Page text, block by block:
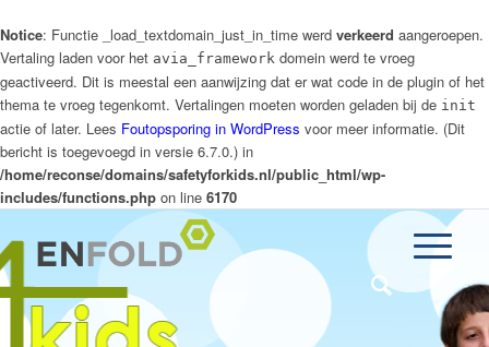
Notice: Functie _load_textdomain_just_in_time werd verkeerd aangeroepen.
Vertaling laden voor het avia_framework domein werd te vroeg
geactiveerd. Dit is meestal een aanwijzing dat er wat code in de plugin of het
thema te vroeg tegenkomt. Vertalingen moeten worden geladen bij de init
actie of later. Lees Foutopsporing in WordPress voor meer informatie. (Dit
bericht is toegevoegd in versie 6.7.0.) in
/home/reconse/domains/safetyforkids.nl/public_html/wp-
includes/functions.php on line 6170